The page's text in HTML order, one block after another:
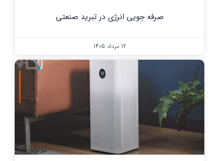
صرفه جویی انرژی در تبرید صنعتی
12 مرداد 1405